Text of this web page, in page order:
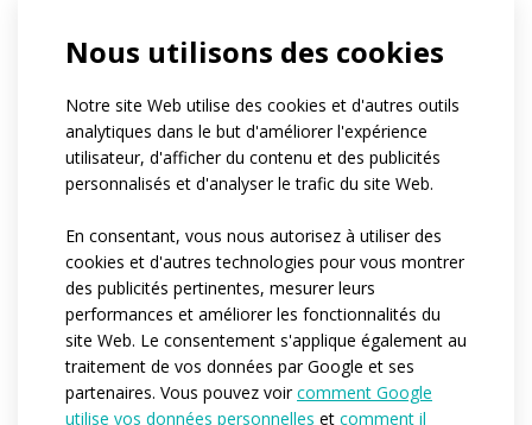
Nous utilisons des cookies
Notre site Web utilise des cookies et d'autres outils
analytiques dans le but d'améliorer l'expérience
utilisateur, d'afficher du contenu et des publicités
personnalisés et d'analyser le trafic du site Web.
En consentant, vous nous autorisez à utiliser des
cookies et d'autres technologies pour vous montrer
des publicités pertinentes, mesurer leurs
performances et améliorer les fonctionnalités du
site Web. Le consentement s'applique également au
traitement de vos données par Google et ses
partenaires. Vous pouvez voircomment Google
utilise vos données personnelles et comment il